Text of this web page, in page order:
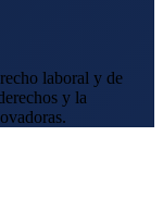
laboral y de
y la